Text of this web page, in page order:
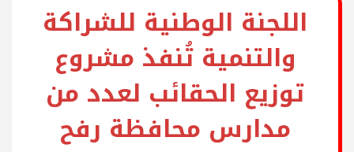
اللجنة الوطنية للشراكة
والتنمية تُنفذ مشروع
توزيع الحقائب لعدد من
مدارس محافظة رفح